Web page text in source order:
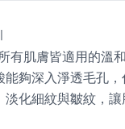
有肌膚皆適用的溫
夠深入淨透毛孔
化細紋與皺紋，